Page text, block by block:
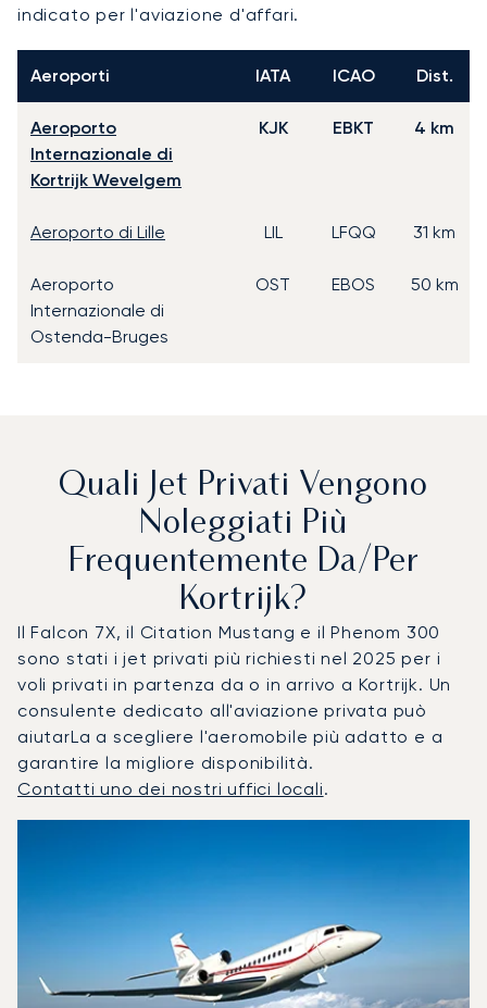
indicato per l'aviazione d'affari.
Aeroporti IATA ICAO Dist.
Aeroporto
Internazionale di
Kortrijk Wevelgem
KJK EBKT 4 km
Aeroporto di Lille LIL LFQQ 31 km
Aeroporto
Internazionale di
Ostenda-Bruges
OST EBOS 50 km
Quali Jet Privati Vengono
Noleggiati Più
Frequentemente Da/per
Kortrijk?
Il Falcon 7X, il Citation Mustang e il Phenom 300
sono stati i jet privati più richiesti nel 2025 per i
voli privati in partenza da o in arrivo a Kortrijk. Un
consulente dedicato all'aviazione privata può
aiutarLa a scegliere l'aeromobile più adatto e a
garantire la migliore disponibilità.
Contatti uno dei nostri uffici locali.